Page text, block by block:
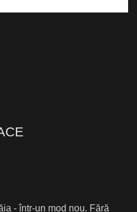
- într-un mod nou. Fără